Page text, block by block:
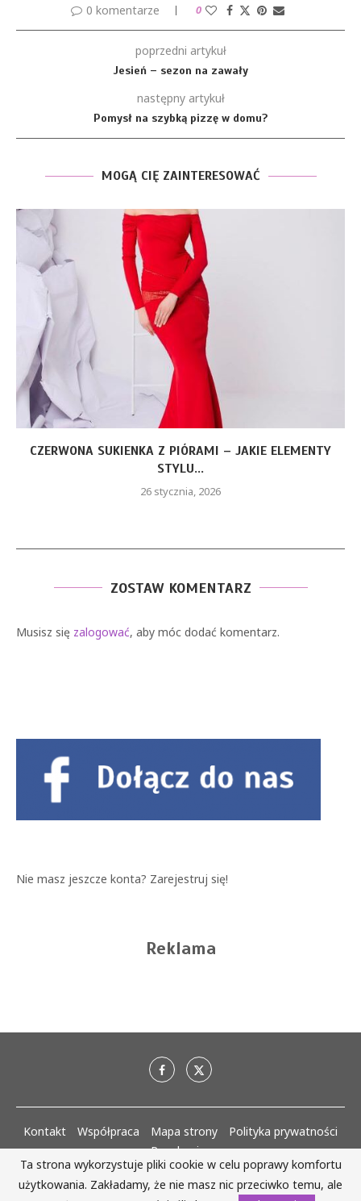
0 komentarze 0
poprzedni artykuł
Jesień – sezon na zawały
następny artykuł
Pomysł na szybką pizzę w domu?
MOGĄ CIĘ ZAINTERESOWAĆ
CZERWONA SUKIENKA Z PIÓRAMI – JAKIE ELEMENTY
STYLU...
26 stycznia, 2026
ZOSTAW KOMENTARZ
Musisz się zalogować, aby móc dodać komentarz.
Nie masz jeszcze konta? Zarejestruj się!
Reklama
Kontakt Współpraca Mapa strony
Polityka prywatności
Regulaminy
AlejaKobiet.pl @2020 - 2023 Wszystkie prawa zastrzeżone. | Realizacja:
Ta strona wykorzystuje pliki cookie w celu poprawy komfortu
użytkowania. Zakładamy, że nie masz nic przeciwko temu, ale